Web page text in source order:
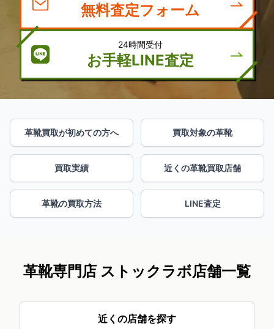
無料査定フォーム
24時間受付
お手軽LINE査定
革靴買取が初めての方へ 買取対象の革靴
買取実績 近くの革靴買取店舗
革靴の買取方法 LINE査定
革靴専門店 ストックラボ店舗一覧
近くの店舗を探す